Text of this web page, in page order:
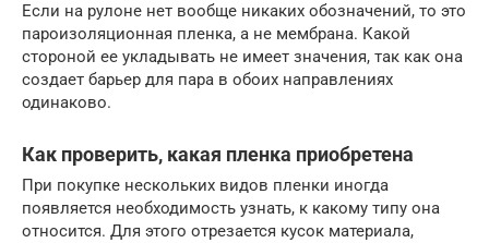
Если на рулоне нет вообще никаких обозначений, то это
пароизоляционная пленка, а не мембрана. Какой
стороной ее укладывать не имеет значения, так как она
создает барьер для пара в обоих направлениях
одинаково.
Как проверить, какая пленка приобретена
При покупке нескольких видов пленки иногда
появляется необходимость узнать, к какому типу она
относится. Для этого отрезается кусок материала,